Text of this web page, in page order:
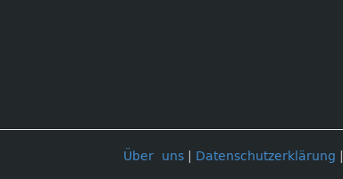
Über uns Datenschutzerklärung